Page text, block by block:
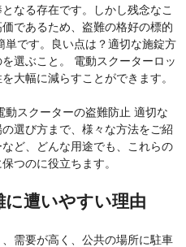
なる存在です。しかし残念なこ
であるため、盗難の格好の標的
単です。良い点は？適切な施錠方
選ぶこと。 電動スクーターロッ
大幅に減らすことができます。
動スクーターの盗難防止 適切な
選び方まで、様々な方法をご紹
ど、どんな用途でも、これらの
つのに役立ちます。
に遭いやすい理由
需要が高く、公共の場所に駐車